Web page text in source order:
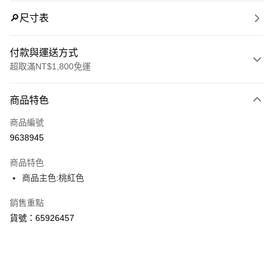
🔎尺寸表
付款與運送方式
超取滿NT$1,800免運
信用卡一次付款
LINE Pay
街口支付
悠遊付
Google Pay
商品特色
商品編號
9638945
商品特色
商品主色:桃紅色
銷售重點
貨號：65926457